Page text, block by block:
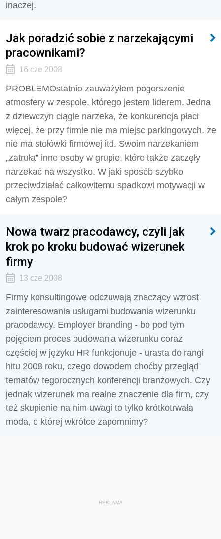
inaczej.
Jak poradzić sobie z narzekającymi
pracownikami?
16 cze 2008
PROBLEMOstatnio zauważyłem pogorszenie
atmosfery w zespole, którego jestem liderem. Jedna
z dziewczyn ciągle narzeka, że konkurencja płaci
więcej, że przy firmie nie ma miejsc parkingowych, że
nie ma stołówki firmowej itd. Swoim narzekaniem
„zatruła” inne osoby w grupie, które także zaczęły
narzekać na wszystko. W jaki sposób szybko
przeciwdziałać całkowitemu spadkowi motywacji w
całym zespole?
Nowa twarz pracodawcy, czyli jak
krok po kroku budować wizerunek
firmy
13 cze 2008
Firmy konsultingowe odczuwają znaczący wzrost
zainteresowania usługami budowania wizerunku
pracodawcy. Employer branding - bo pod tym
pojęciem proces budowania wizerunku coraz
częściej w języku HR funkcjonuje - urasta do rangi
hitu 2008 roku, czego dowodem choćby przegląd
tematów tegorocznych konferencji branżowych. Czy
jednak wizerunek ma realne znaczenie dla firm, czy
też skupienie na nim uwagi to tylko krótkotrwała
moda, o której wkrótce zapomnimy?
REKLAMA